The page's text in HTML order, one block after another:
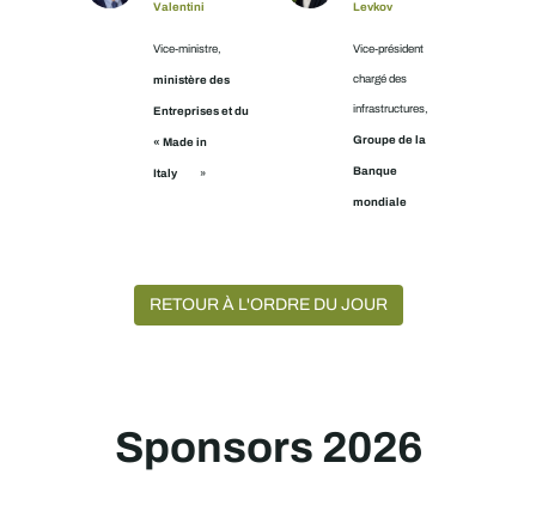
Valentini
Vice-ministre,
ministère des
Entreprises et du
« Made in
Italy
»
Levkov
Vice-président
chargé des
infrastructures,
Groupe de la
Banque
mondiale
RETOUR À L'ORDRE DU JOUR
Sponsors 2026